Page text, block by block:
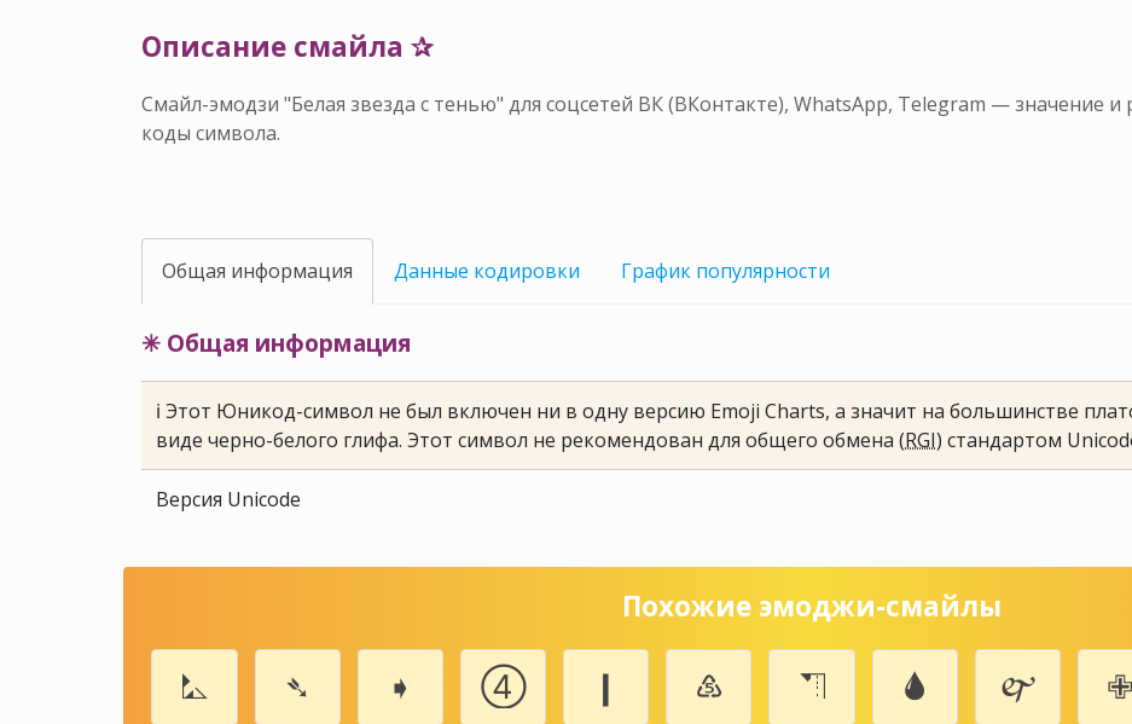
Описание смайла ✰
Смайл-эмодзи "Белая звезда с тенью" для соцсетей ВК (ВКонтакте), WhatsApp, Telegram — значение
коды символа.
Общая информация Данные кодировки График популярности
✳ Общая информация
ℹ Этот Юникод-символ не был включен ни в одну версию Emoji Charts, а значит на большинстве
виде черно-белого глифа. Этот символ не рекомендован для общего обмена (RGI) стандартом
Версия Unicode
Похожие эмоджи-смайлы
⛡ ➴ ➧ ➃ ❙ ♷ ⛠ 🌢 🙰 ✙